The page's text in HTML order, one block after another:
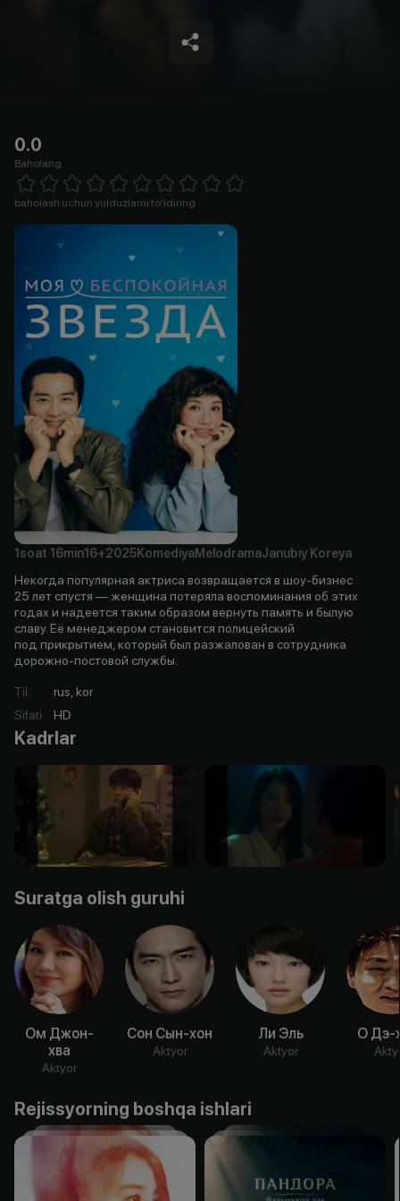
0.0
Baholang
1 Star 2 Stars 3 Stars 4 Stars5 Stars 6 Stars7 Stars8 Stars
baholash uchun yulduzlarni to'ldiring
1soat 16min16+2025KomediyaMelodramaJanubiy Koreya
Некогда популярная актриса возвращается в шоу-бизнес
25 лет спустя — женщина потеряла воспоминания об этих
годах и надеется таким образом вернуть память и былую
славу. Её менеджером становится полицейский
под прикрытием, который был разжалован в сотрудника
дорожно-постовой службы.
Til:
rus, kor
Sifati: HD
Kadrlar
Suratga olish guruhi
Ом Джон-
хва
Aktyor
Сон Сын-хон
Aktyor
Ли Эль
Aktyor
О Дэ-
Rejissyorning boshqa ishlari